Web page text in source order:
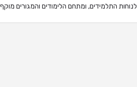
לנוחות התלמידים, ומתחם הלימודים והמגורים